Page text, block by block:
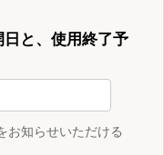
と、使用終了予
お知らせいただける